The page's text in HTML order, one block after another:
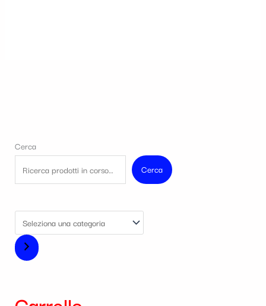
Cerca
Cerca